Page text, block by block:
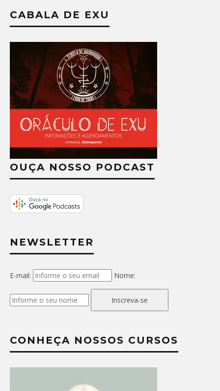
CABALA DE EXU
OUÇA NOSSO PODCAST
NEWSLETTER
E-mail: Nome:
Inscreva-se
CONHEÇA NOSSOS CURSOS